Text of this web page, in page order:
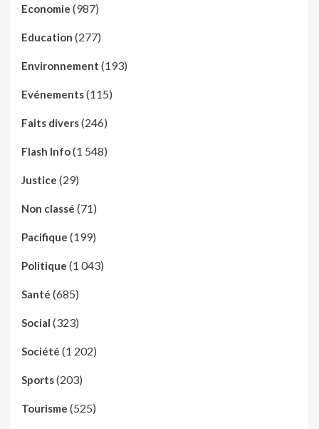
Economie (987)
Education (277)
Environnement (193)
Evénements(115)
Faits divers(246)
Flash Info(1 548)
Justice (29)
Non classé (71)
Pacifique (199)
Politique (1 043)
Santé (685)
Social (323)
Société (1 202)
Sports(203)
Tourisme (525)